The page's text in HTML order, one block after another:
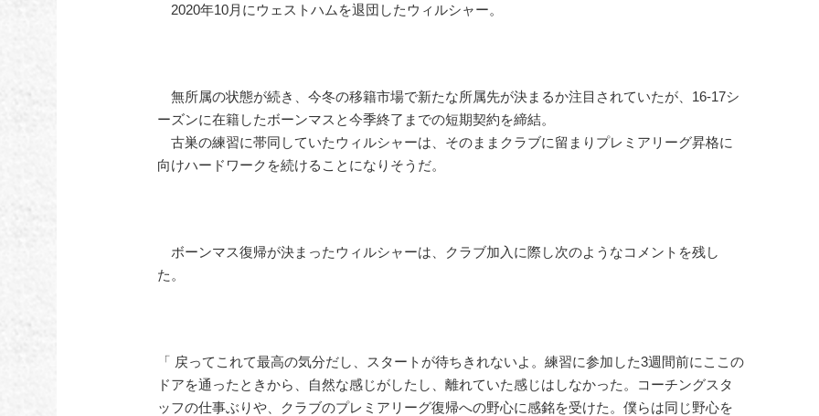
2020年10月にウェストハムを退団したウィルシャー。
無所属の状態が続き、今冬の移籍市場で新たな所属先が決まるか注目されていたが、16-17シ
ーズンに在籍したボーンマスと今季終了までの短期契約を締結。
古巣の練習に帯同していたウィルシャーは、そのままクラブに留まりプレミアリーグ昇格に
向けハードワークを続けることになりそうだ。
ボーンマス復帰が決まったウィルシャーは、クラブ加入に際し次のようなコメントを残し
た。
「 戻ってこれて最高の気分だし、スタートが待ちきれないよ。練習に参加した3週間前にここの
ドアを通ったときから、自然な感じがしたし、離れていた感じはしなかった。コーチングスタ
ッフの仕事ぶりや、クラブのプレミアリーグ復帰への野心に感銘を受けた。僕らは同じ野心を